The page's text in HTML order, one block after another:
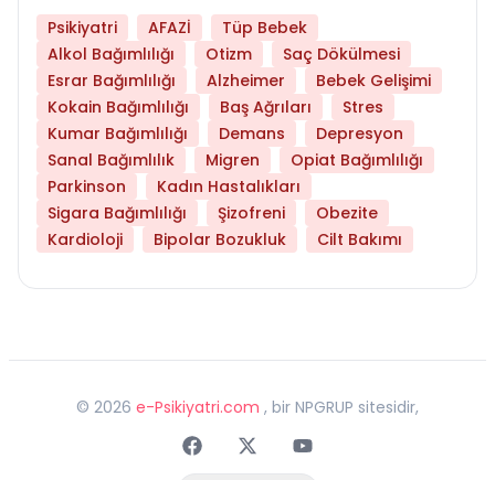
Psikiyatri AFAZİ
Tüp Bebek
Alkol Bağımlılığı
Otizm
Saç Dökülmesi
Esrar Bağımlılığı
Alzheimer
Bebek Gelişimi
Kokain Bağımlılığı
Baş Ağrıları
Stres
Kumar Bağımlılığı
Demans
Depresyon
Sanal Bağımlılık
Migren
Opiat Bağımlılığı
Parkinson
Kadın Hastalıkları
Sigara Bağımlılığı
Şizofreni
Obezite
Kardioloji
Bipolar Bozukluk Cilt Bakımı
© 2026 e-Psikiyatri.com , bir NPGRUP sitesidir,
FaceebokTwitterYoutube